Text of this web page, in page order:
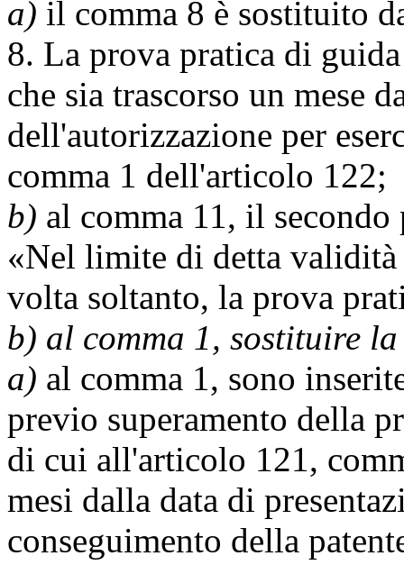
a) il comma 8 è sostituito
8. La prova pratica di
che sia trascorso un mese
dell'autorizzazione per
comma 1 dell'articolo 122;
b) al comma 11, il
«Nel limite di detta validità
volta soltanto, la prova
b) al comma 1, sostituire
a) al comma 1, sono
previo superamento della
di cui all'articolo 121,
mesi dalla data di
conseguimento della